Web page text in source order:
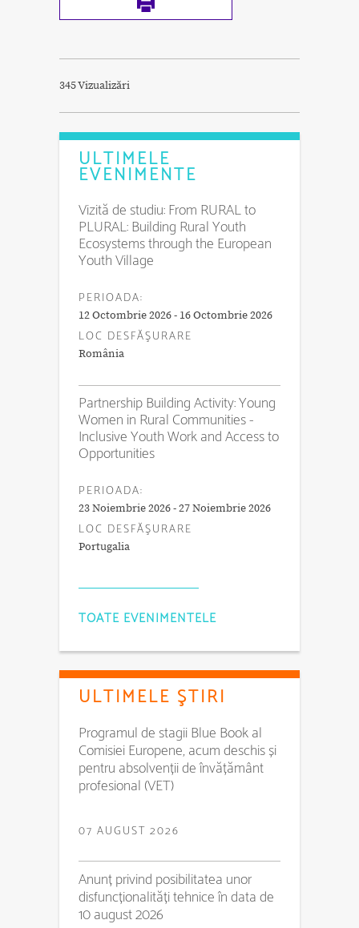
345 Vizualizări
ULTIMELE
EVENIMENTE
Vizită de studiu: From RURAL to
PLURAL: Building Rural Youth
Ecosystems through the European
Youth Village
PERIOADA:
12 Octombrie 2026 - 16 Octombrie 2026
LOC DESFĂŞURARE
România
Partnership Building Activity: Young
Women in Rural Communities -
Inclusive Youth Work and Access to
Opportunities
PERIOADA:
23 Noiembrie 2026 - 27 Noiembrie 2026
LOC DESFĂŞURARE
Portugalia
TOATE EVENIMENTELE
ULTIMELE ŞTIRI
Programul de stagii Blue Book al
Comisiei Europene, acum deschis și
pentru absolvenții de învățământ
profesional (VET)
07 AUGUST 2026
Anunț privind posibilitatea unor
disfuncționalități tehnice în data de
10 august 2026